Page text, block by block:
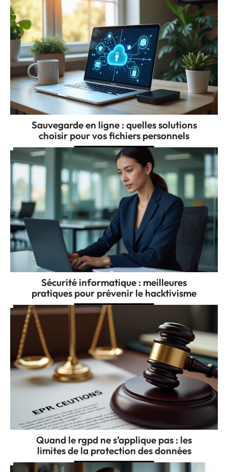
Sauvegarde en ligne : quelles solutions
choisir pour vos fichiers personnels
Sécurité informatique : meilleures
pratiques pour prévenir le hacktivisme
Quand le rgpd ne s’applique pas : les
limites de la protection des données